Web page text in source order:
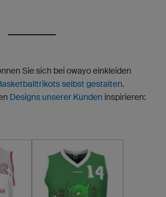
Sie sich bei owayo einkleiden
selbst gestalten.
Designs unserer Kunden inspirieren: